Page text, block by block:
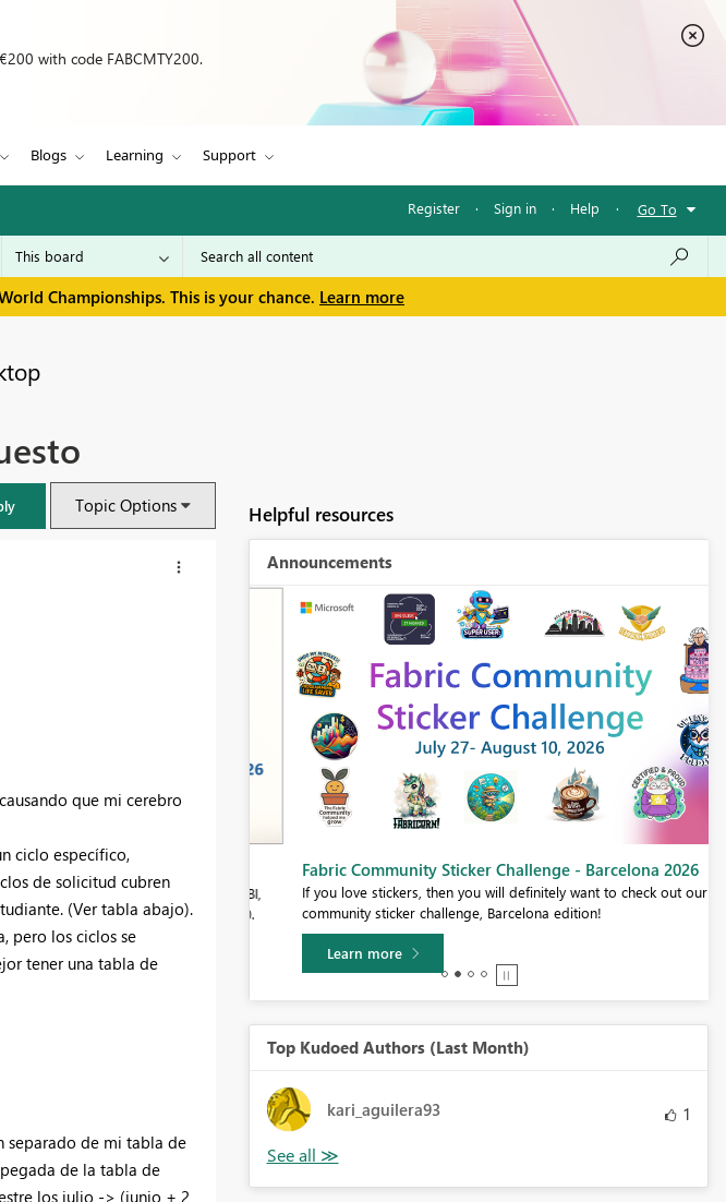
with code FABCMTY200.
Blogs Learning Support
Register · Sign in · Help · Go To
Championships. This is your chance. Learn more
Topic Options
que mi cerebro
ciclo específico,
de solicitud cubren
(Ver tabla abajo).
pero los ciclos se
tener una tabla de
separado de mi tabla de
de la tabla de
los julio -> (junio + 2
Helpful resources
Announcements
2026
SQLCon, the Fabric, Power BI,
€200 with code FABCMTY200.
Fabric Community Sticker Challenge - Barcelona 2026
If you love stickers, then you will definitely want to check out our
community sticker challenge, Barcelona edition!
Learn more
Top Kudoed Authors (Last Month)
kari_aguilera93 1